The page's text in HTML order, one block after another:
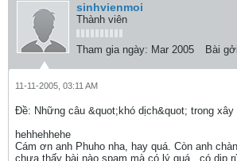
sinhvienmoi
Thành viên
Tham gia ngày: Mar 2005 Bài
11-11-2005, 03:11 AM
Ðề: Những câu &quot;khó dịch&quot; trong xây
hehhehhehe
Cám ơn anh Phuho nha, hay quá. Còn anh
chưa thấy bài nào spam mà có lý quá...có dịp